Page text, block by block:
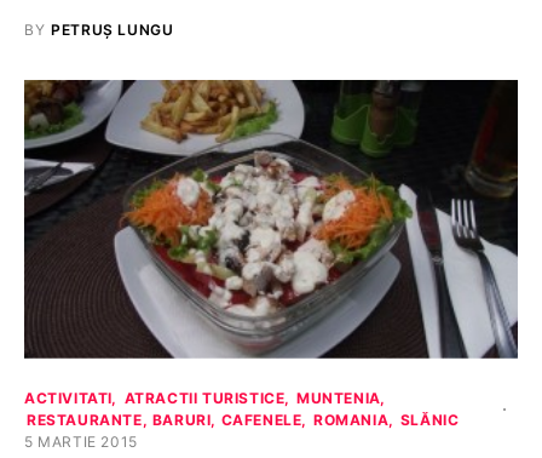
BY PETRUȘ LUNGU
ACTIVITATI ATRACTII TURISTICE
MUNTENIA
RESTAURANTE, BARURI, CAFENELE
ROMANIA
SLĂNIC
5 MARTIE 2015